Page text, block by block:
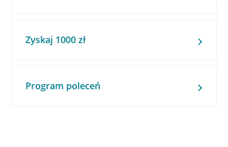
Zyskaj 1000 zł
Program poleceń